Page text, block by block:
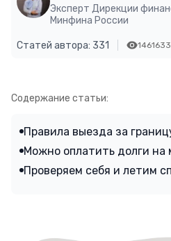
Эксперт Дирекции
Минфина России
Статей автора: 331 1461633
Содержание статьи:
Правила выезда за
Можно оплатить долги на
Проверяем себя и летим